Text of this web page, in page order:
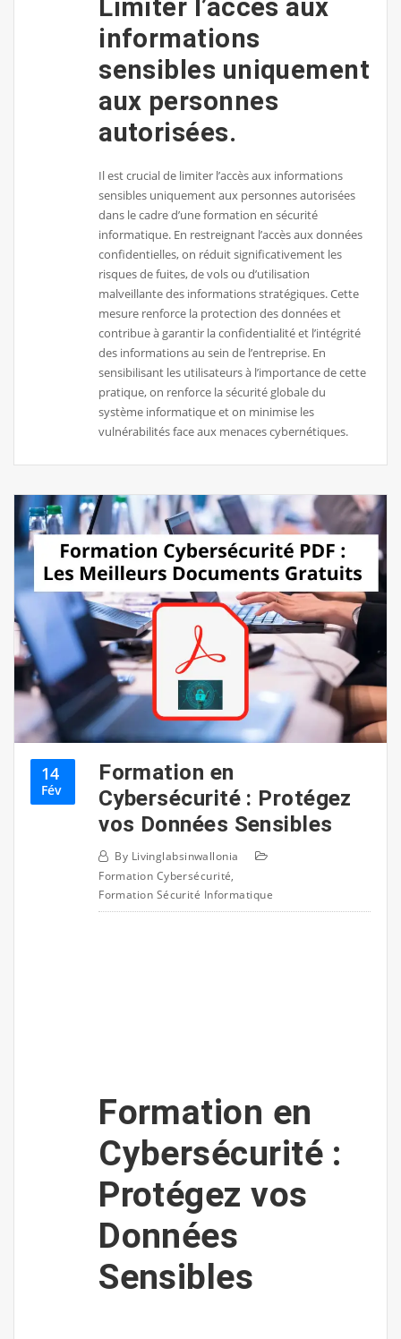
Limiter l’accès aux
informations
sensibles uniquement
aux personnes
autorisées.
Il est crucial de limiter l’accès aux informations
sensibles uniquement aux personnes autorisées
dans le cadre d’une formation en sécurité
informatique. En restreignant l’accès aux données
confidentielles, on réduit significativement les
risques de fuites, de vols ou d’utilisation
malveillante des informations stratégiques. Cette
mesure renforce la protection des données et
contribue à garantir la confidentialité et l’intégrité
des informations au sein de l’entreprise. En
sensibilisant les utilisateurs à l’importance de cette
pratique, on renforce la sécurité globale du
système informatique et on minimise les
vulnérabilités face aux menaces cybernétiques.
14
Fév
Formation en
Cybersécurité : Protégez
vos Données Sensibles
By Livinglabsinwallonia
Formation Cybersécurité,
Formation Sécurité Informatique
Formation en
Cybersécurité :
Protégez vos
Données
Sensibles